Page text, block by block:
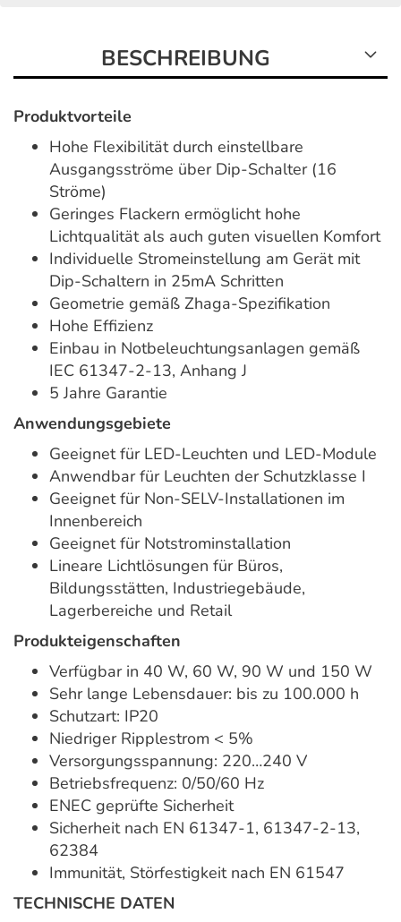
BESCHREIBUNG
Produktvorteile
Hohe Flexibilität durch einstellbare
Ausgangsströme über Dip-Schalter (16
Ströme)
Geringes Flackern ermöglicht hohe
Lichtqualität als auch guten visuellen Komfort
Individuelle Stromeinstellung am Gerät mit
Dip-Schaltern in 25mA Schritten
Geometrie gemäß Zhaga-Spezifikation
Hohe Effizienz
Einbau in Notbeleuchtungsanlagen gemäß
IEC 61347-2-13, Anhang J
5 Jahre Garantie
Anwendungsgebiete
Geeignet für LED-Leuchten und LED-Module
Anwendbar für Leuchten der Schutzklasse I
Geeignet für Non-SELV-Installationen im
Innenbereich
Geeignet für Notstrominstallation
Lineare Lichtlösungen für Büros,
Bildungsstätten, Industriegebäude,
Lagerbereiche und Retail
Produkteigenschaften
Verfügbar in 40 W, 60 W, 90 W und 150 W
Sehr lange Lebensdauer: bis zu 100.000 h
Schutzart: IP20
Niedriger Ripplestrom < 5%
Versorgungsspannung: 220…240 V
Betriebsfrequenz: 0/50/60 Hz
ENEC geprüfte Sicherheit
Sicherheit nach EN 61347-1, 61347-2-13,
62384
Immunität, Störfestigkeit nach EN 61547
TECHNISCHE DATEN